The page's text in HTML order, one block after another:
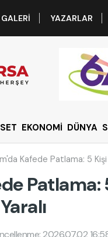
YAZARLAR
EKONOMİ DÜNYA
Kafede Patlama: 5 Kişi
Patlama:
2026.07.02